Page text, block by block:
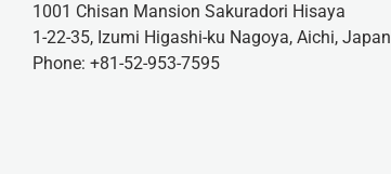
1001 Chisan Mansion Sakuradori Hisaya
1-22-35, Izumi Higashi-ku Nagoya, Aichi, Japan
Phone: +81-52-953-7595